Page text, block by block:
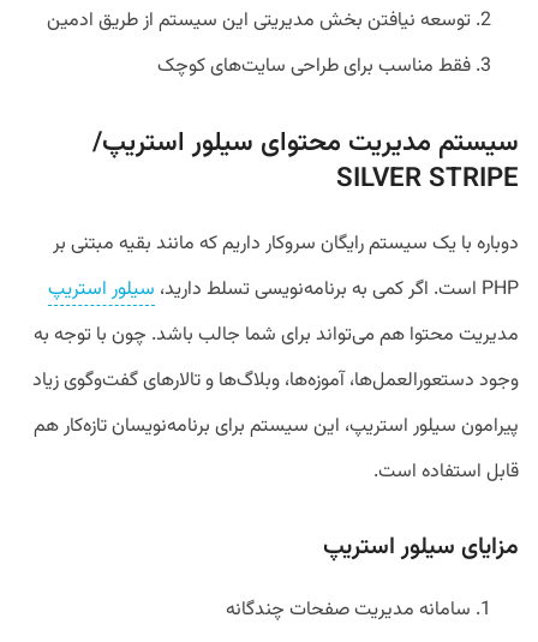
توسعه نیافتن بخش مدیریتی این سیستم از طریق ادمین
فقط مناسب برای طراحی سایت‌های کوچک
سیستم‌ مدیریت محتوای سیلور استریپ/
SILVER STRIPE
دوباره با یک سیستم رایگان سر‌و‌کار داریم که مانند بقیه مبتنی بر
PHP است. اگر کمی به برنامه‌نویسی تسلط دارید،
سیلور استریپ
مدیریت محتوا هم می‌تواند برای شما جالب باشد. چون با توجه به
وجود دستعورالعمل‌ها، آموزه‌ها، وبلاگ‌ها و تالارهای گفت‌وگوی زیاد
پیرامون سیلور استریپ، این سیستم برای برنامه‌نویسان تازه‌کار هم
قابل استفاده است.
مزایای سیلور استریپ
سامانه مدیریت صفحات چندگانه